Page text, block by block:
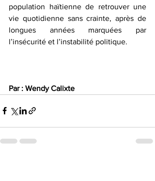
population haïtienne de retrouver une
vie quotidienne sans crainte, après de
longues années marquées par
l’insécurité et l’instabilité politique.
Par : Wendy Calixte